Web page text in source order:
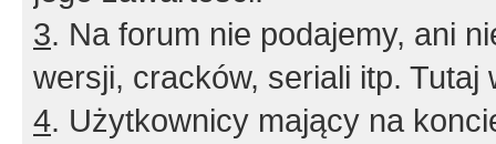
3. Na forum nie podajemy, ani
wersji, cracków, seriali itp. Tutaj
4. Użytkownicy mający na